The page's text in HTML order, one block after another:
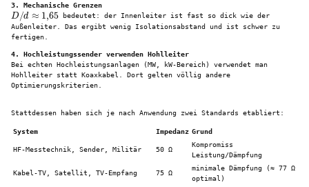
3. Mechanische Grenzen
D/ d≈ 1 , 65
bedeutet: der Innenleiter ist fast so dick wie der
Außenleiter. Das ergibt wenig Isolationsabstand und ist schwer zu
fertigen.
4. Hochleistungssender verwenden Hohlleiter
Bei echten Hochleistungsanlagen (MW, kW-Bereich) verwendet man
Hohlleiter statt Koaxkabel. Dort gelten völlig andere
Optimierungskriterien.
Stattdessen haben sich je nach Anwendung zwei Standards etabliert:
System Impedanz Grund
HF-Messtechnik, Sender, Militär 50 Ω
Kompromiss
Leistung/Dämpfung
Kabel-TV, Satellit, TV-Empfang 75 Ω
minimale Dämpfung (≈ 77 Ω
optimal)